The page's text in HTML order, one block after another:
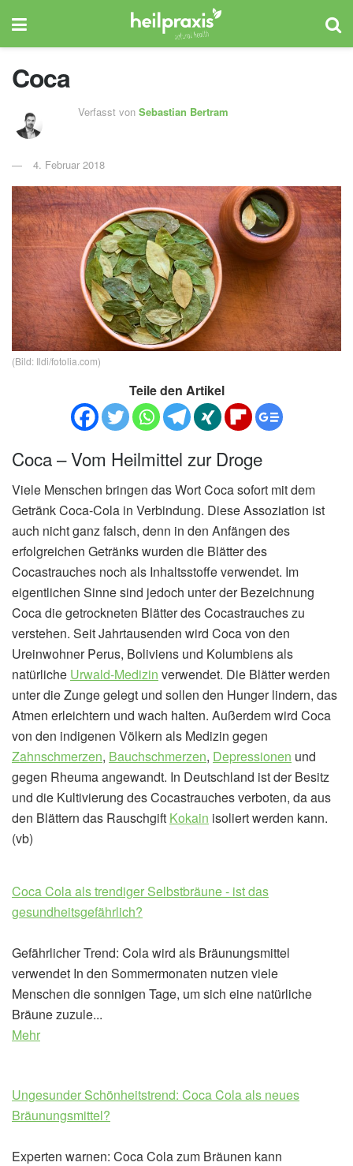
Coca
Verfasst von Sebastian Bertram
4. Februar 2018
(Bild: Ildi/fotolia.com)
Teile den Artikel
Coca – Vom Heilmittel zur Droge
Viele Menschen bringen das Wort Coca sofort mit dem
Getränk Coca-Cola in Verbindung. Diese Assoziation ist
auch nicht ganz falsch, denn in den Anfängen des
erfolgreichen Getränks wurden die Blätter des
Cocastrauches noch als Inhaltsstoffe verwendet. Im
eigentlichen Sinne sind jedoch unter der Bezeichnung
Coca die getrockneten Blätter des Cocastrauches zu
verstehen. Seit Jahrtausenden wird Coca von den
Ureinwohner Perus, Boliviens und Kolumbiens als
natürliche Urwald-Medizin verwendet. Die Blätter werden
unter die Zunge gelegt und sollen den Hunger lindern, das
Atmen erleichtern und wach halten. Außerdem wird Coca
von den indigenen Völkern als Medizin gegen
Zahnschmerzen, Bauchschmerzen, Depressionen und
gegen Rheuma angewandt. In Deutschland ist der Besitz
und die Kultivierung des Cocastrauches verboten, da aus
den Blättern das Rauschgift Kokain isoliert werden kann.
(vb)
Coca Cola als trendiger Selbstbräune - ist das
gesundheitsgefährlich?
Gefährlicher Trend: Cola wird als Bräunungsmittel
verwendet In den Sommermonaten nutzen viele
Menschen die sonnigen Tage, um sich eine natürliche
Bräune zuzule...
Mehr
Ungesunder Schönheitstrend: Coca Cola als neues
Bräunungsmittel?
Experten warnen: Coca Cola zum Bräunen kann